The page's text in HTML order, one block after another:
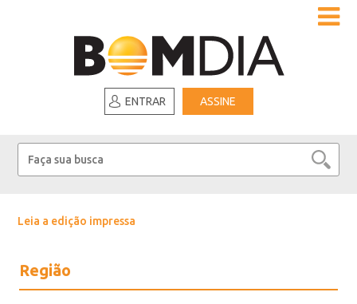
ENTRAR ASSINE
Leia a edição impressa
Região